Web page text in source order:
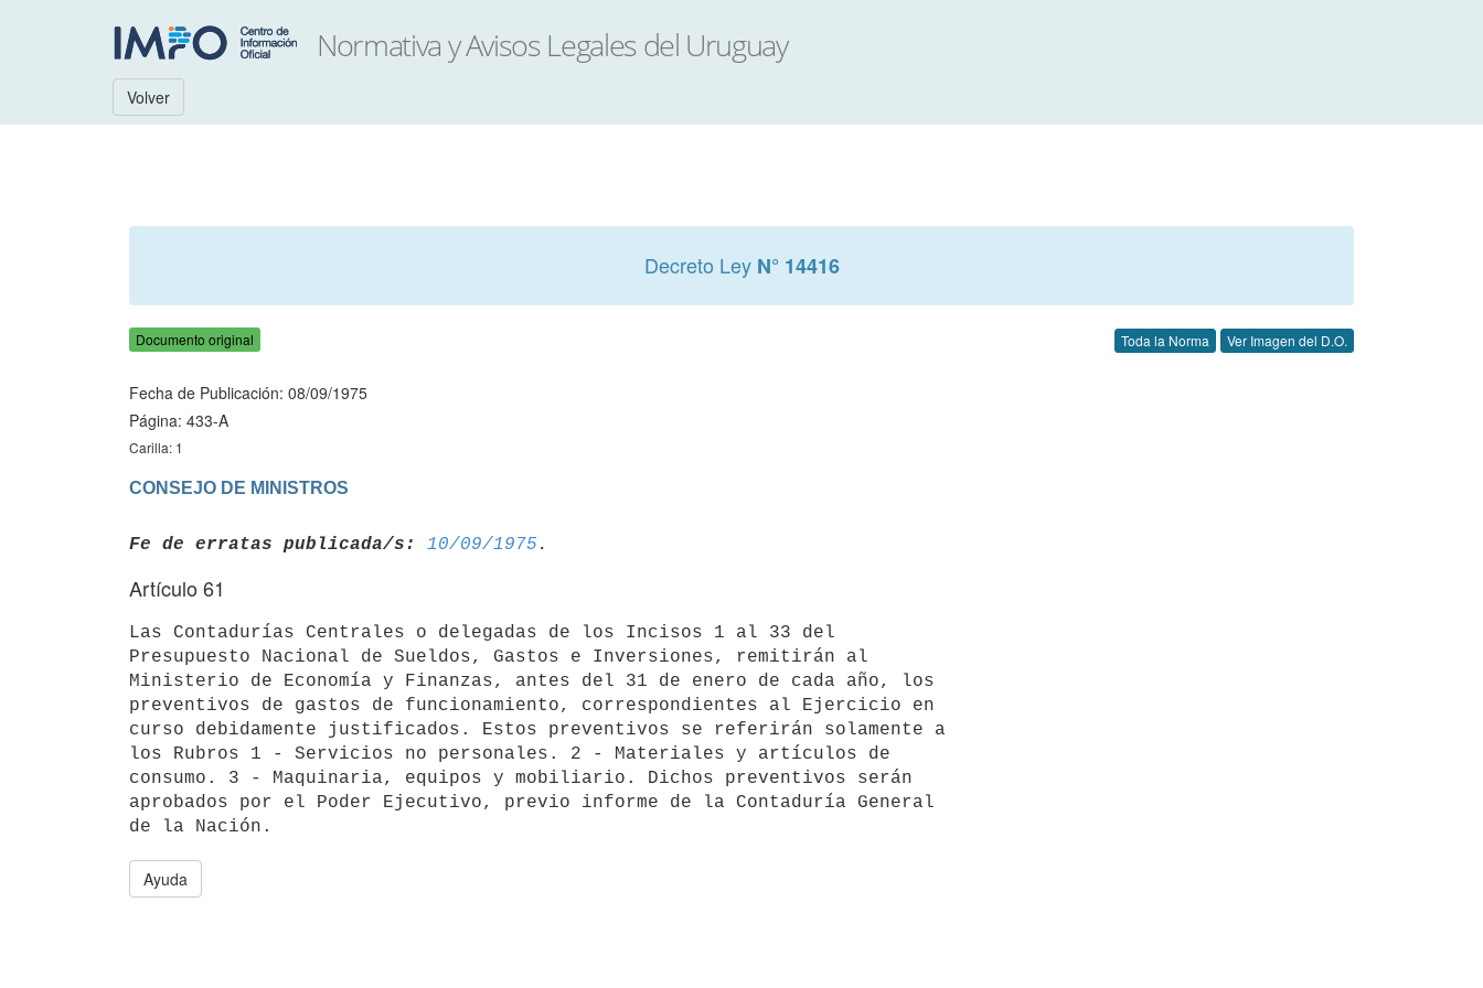
Volver
Decreto Ley N° 14416
Documento original Toda la Norma Ver Imagen del D.O.
Fecha de Publicación: 08/09/1975
Página: 433-A
Carilla: 1
CONSEJO DE MINISTROS
Fe de erratas publicada/s: 10/09/1975
Artículo 61
Las Contadurías Centrales o delegadas de los Incisos 1 al 33 del
Presupuesto Nacional de Sueldos, Gastos e Inversiones, remitirán al
Ministerio de Economía y Finanzas, antes del 31 de enero de cada año, los
preventivos de gastos de funcionamiento, correspondientes al Ejercicio en
curso debidamente justificados. Estos preventivos se referirán solamente a
los Rubros 1 - Servicios no personales. 2 - Materiales y artículos de
consumo. 3 - Maquinaria, equipos y mobiliario. Dichos preventivos serán
aprobados por el Poder Ejecutivo, previo informe de la Contaduría General
Ayuda